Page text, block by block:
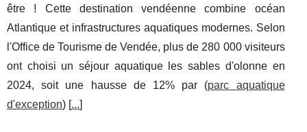
être ! Cette destination vendéenne combine océan
Atlantique et infrastructures aquatiques modernes. Selon
l'Office de Tourisme de Vendée, plus de 280 000 visiteurs
ont choisi un séjour aquatique les sables d'olonne en
2024, soit une hausse de 12% par (parc aquatique
d'exception) [...]